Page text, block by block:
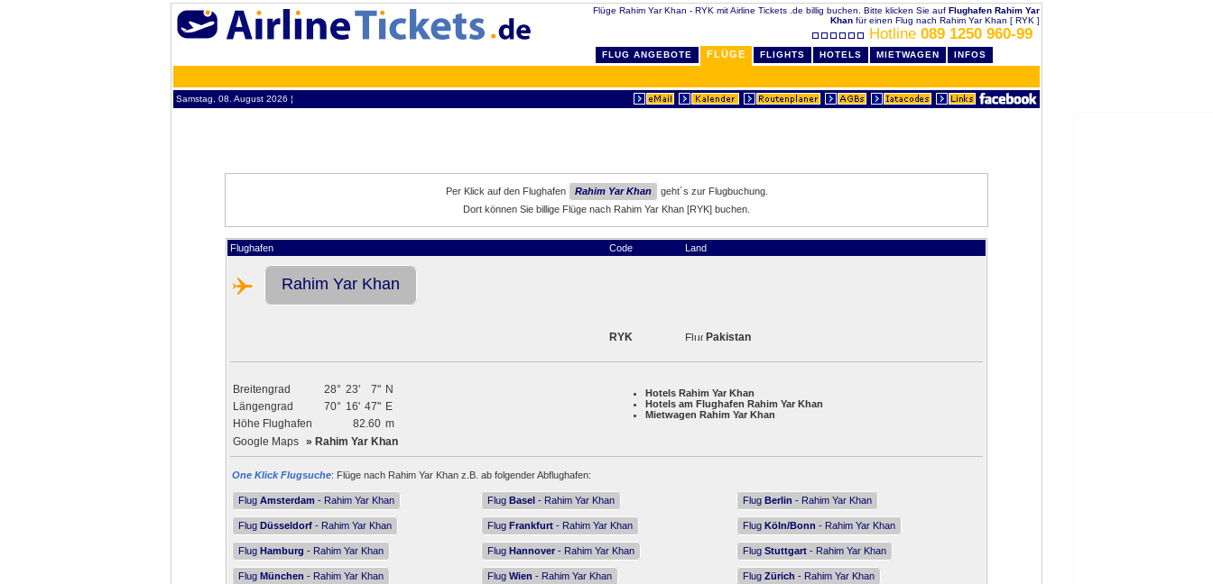
Flüge Rahim Yar Khan - RYK mit Airline Tickets .de billig buchen. Bitte klicken Sie auf Flughafen Rahim Yar
Khan für einen Flug nach Rahim Yar Khan [ RYK ]
Hotline 089 1250 960-99
FLUG ANGEBOTE FLÜGE FLIGHTS HOTELS MIETWAGEN INFOS
Samstag, 08. August 2026 ¦
Per Klick auf den Flughafen Rahim Yar Khan
geht´s zur Flugbuchung.
Dort können Sie billige Flüge nach Rahim Yar Khan [RYK] buchen.
Flughafen Code Land
Rahim Yar Khan
RYK Pakistan
Breitengrad 28° 23' 7" N
Längengrad
70° 16' 47" E
Höhe Flughafen
82.60 m
Google Maps » Rahim Yar Khan
Hotels Rahim Yar Khan
Hotels am Flughafen Rahim Yar Khan
Mietwagen Rahim Yar Khan
One Klick Flugsuche: Flüge nach Rahim Yar Khan z.B. ab folgender Abflughafen:
Flug Amsterdam - Rahim Yar Khan Flug Basel - Rahim Yar Khan Flug Berlin - Rahim Yar Khan
Flug Düsseldorf - Rahim Yar Khan Flug Frankfurt - Rahim Yar Khan Flug Köln/Bonn - Rahim Yar Khan
Flug Hamburg - Rahim Yar Khan Flug Hannover - Rahim Yar Khan Flug Stuttgart - Rahim Yar Khan
Flug München - Rahim Yar Khan Flug Wien - Rahim Yar Khan Flug Zürich - Rahim Yar Khan